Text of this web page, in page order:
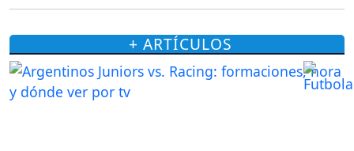
+ ARTÍCULOS